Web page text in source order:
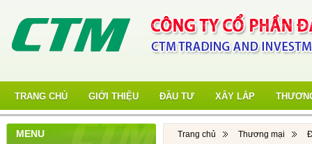
TRANG CHỦ GIỚI THIỆU ĐẦU TƯ XÂY LẮP
MENU Trang chủ Thương mại